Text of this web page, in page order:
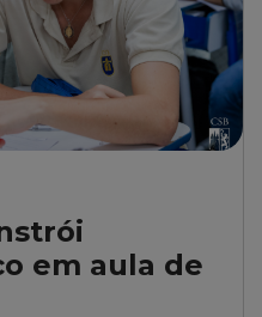
em aula de